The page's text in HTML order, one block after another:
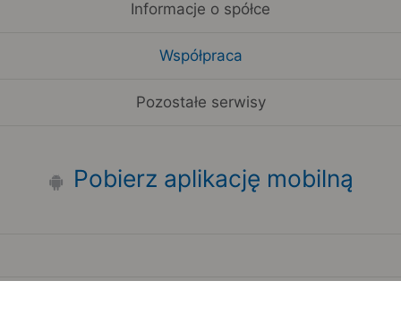
Informacje o spółce
Współpraca
Pozostałe serwisy
Pobierz aplikację mobilną